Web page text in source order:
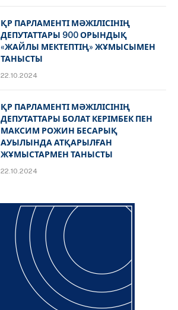
ҚР ПАРЛАМЕНТІ МӘЖІЛІСІНІҢ
ДЕПУТАТТАРЫ 900 ОРЫНДЫҚ
«ЖАЙЛЫ МЕКТЕПТІҢ» ЖҰМЫСЫМЕН
ТАНЫСТЫ
22.10.2024
ҚР ПАРЛАМЕНТІ МӘЖІЛІСІНІҢ
ДЕПУТАТТАРЫ БОЛАТ КЕРІМБЕК ПЕН
МАКСИМ РОЖИН БЕСАРЫҚ
АУЫЛЫНДА АТҚАРЫЛҒАН
ЖҰМЫСТАРМЕН ТАНЫСТЫ
22.10.2024